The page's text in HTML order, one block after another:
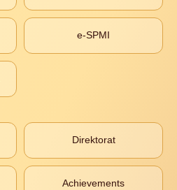
e-SPMI
Direktorat
Achievements